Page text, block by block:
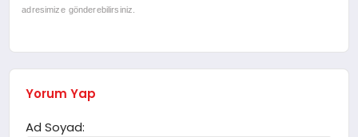
adresimize gönderebilirsiniz.
Yorum Yap
Ad Soyad: